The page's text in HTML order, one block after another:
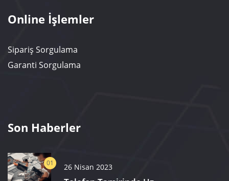
Online İşlemler
Sipariş Sorgulama
Garanti Sorgulama
Son Haberler
01 26 Nisan 2023